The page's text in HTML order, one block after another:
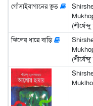
গোঁসাইবাগানের ভূত
ঝিলের ধারে বাড়ি